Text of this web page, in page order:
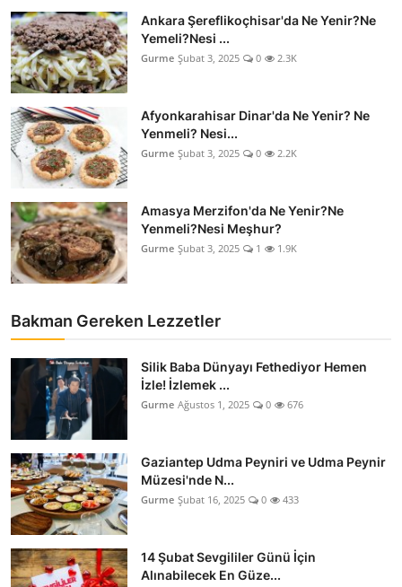
Ankara Şereflikoçhisar'da Ne Yenir?Ne
Yemeli?Nesi ...
Gurme Şubat 3, 2025 0 2.3K
Afyonkarahisar Dinar'da Ne Yenir? Ne
Yenmeli? Nesi...
Gurme Şubat 3, 2025 0 2.2K
Amasya Merzifon'da Ne Yenir?Ne
Yenmeli?Nesi Meşhur?
Gurme Şubat 3, 2025 1 1.9K
Bakman Gereken Lezzetler
Silik Baba Dünyayı Fethediyor Hemen
İzle! İzlemek ...
Gurme Ağustos 1, 2025 0 676
Gaziantep Udma Peyniri ve Udma Peynir
Müzesi'nde N...
Gurme Şubat 16, 2025 0 433
14 Şubat Sevgililer Günü İçin
Alınabilecek En Güze...